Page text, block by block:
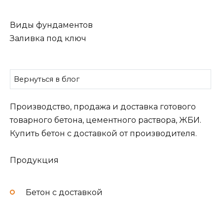
Виды фундаментов
Заливка под ключ
Вернуться в блог
Производство, продажа и доставка готового
товарного бетона, цементного раствора, ЖБИ.
Купить бетон с доставкой от производителя.
Продукция
Бетон с доставкой